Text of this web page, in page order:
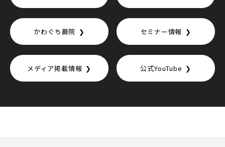
かわぐち蕨院 セミナー情報
メディア掲載情報 公式YouTube